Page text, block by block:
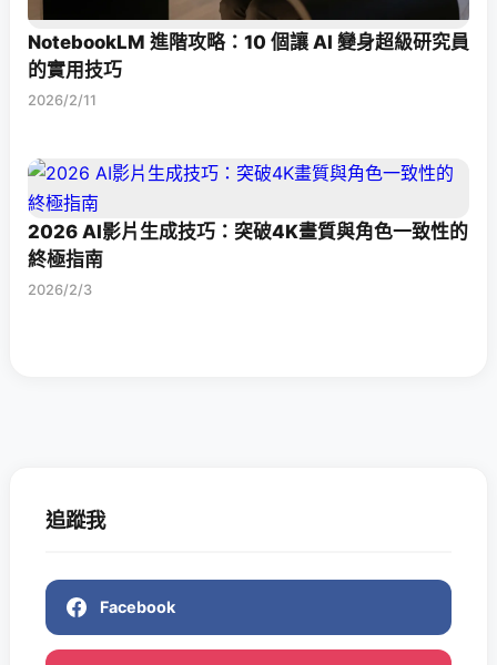
NotebookLM 進階攻略：10 個讓 AI 變身超級研究員
的實用技巧
2026/2/11
2026 AI影片生成技巧：突破4K畫質與角色一致性的
終極指南
2026/2/3
追蹤我
Facebook